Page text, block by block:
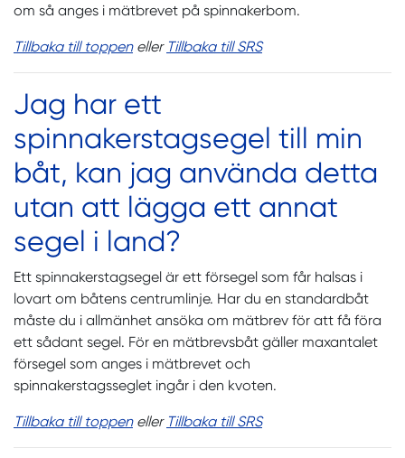
om så anges i mätbrevet på spinnakerbom.
Tillbaka till toppeneller Tillbaka till SRS
Jag har ett
spinnakerstagsegel till min
båt, kan jag använda detta
utan att lägga ett annat
segel i land?
Ett spinnakerstagsegel är ett försegel som får halsas i
lovart om båtens centrumlinje. Har du en standardbåt
måste du i allmänhet ansöka om mätbrev för att få föra
ett sådant segel. För en mätbrevsbåt gäller maxantalet
försegel som anges i mätbrevet och
spinnakerstagsseglet ingår i den kvoten.
Tillbaka till toppeneller Tillbaka till SRS